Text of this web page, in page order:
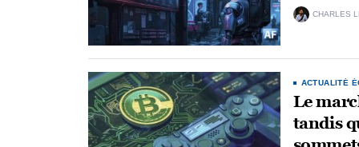
CHARLES
ACTUALITÉ
Le
tandis